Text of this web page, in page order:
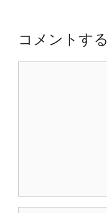
シ
ョ
コメントする